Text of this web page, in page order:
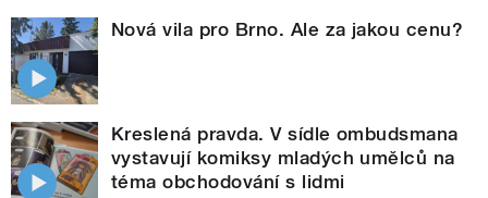
Nová vila pro Brno. Ale za jakou cenu?
Kreslená pravda. V sídle ombudsmana
vystavují komiksy mladých umělců na
téma obchodování s lidmi